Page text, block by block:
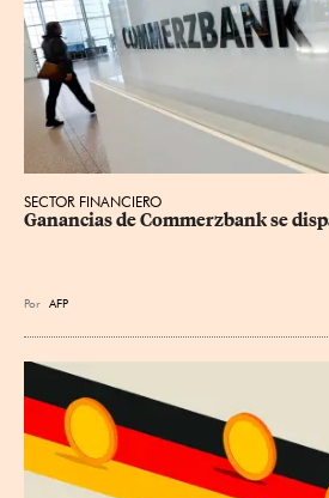
SECTOR FINANCIERO
Ganancias de Commerzbank se
Por AFP